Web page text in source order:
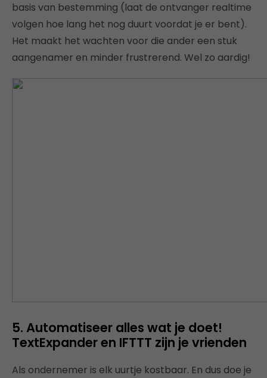
basis van bestemming (laat de ontvanger realtime
volgen hoe lang het nog duurt voordat je er bent).
Het maakt het wachten voor die ander een stuk
aangenamer en minder frustrerend. Wel zo aardig!
5. Automatiseer alles wat je doet!
TextExpander en IFTTT zijn je vrienden
Als ondernemer is elk uurtje kostbaar. En dus doe je